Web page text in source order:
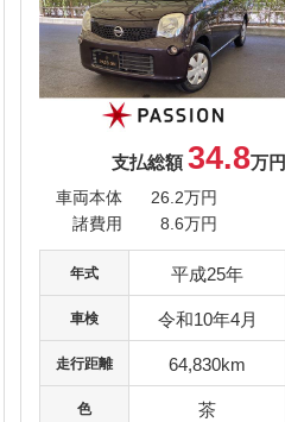
支払総額34.8万円
車両本体
26.2万円
諸費用
8.6万円
年式 平成25年
車検 令和10年4月
走行距離 64,830km
色 茶